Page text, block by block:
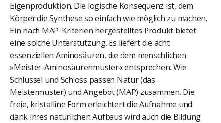
Eigenproduktion. Die logische Konsequenz ist, dem
Körper die Synthese so einfach wie möglich zu machen.
Ein nach MAP-Kriterien hergestelltes Produkt bietet
eine solche Unterstützung. Es liefert die acht
essenziellen Aminosäuren, die dem menschlichen
»Meister-Aminosäurenmuster« entsprechen. Wie
Schlüssel und Schloss passen Natur (das
Meistermuster) und Angebot (MAP) zusammen. Die
freie, kristalline Form erleichtert die Aufnahme und
dank ihres natürlichen Aufbaus wird auch die Bildung